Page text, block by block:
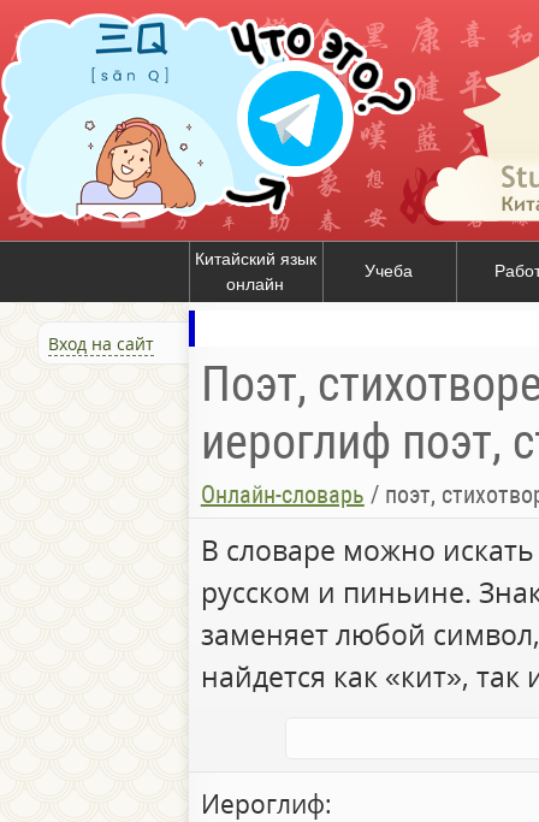
Китайский язык
онлайн
Учеба
Вход на сайт
Поэт,
иероглиф поэт,
Онлайн-словарь / поэт,
В словаре можно
русском и пиньине.
заменяет любой
найдется как «кит», так
Иероглиф: